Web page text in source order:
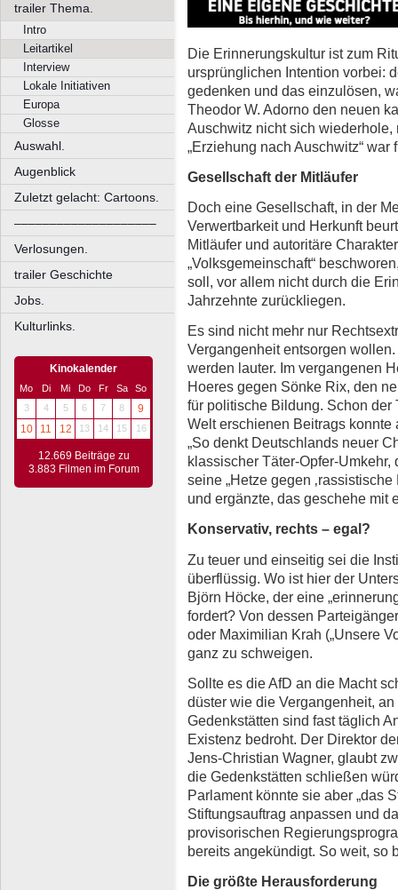
trailer Thema.
Intro
Leitartikel
Interview
Lokale Initiativen
Europa
Glosse
Auswahl.
Augenblick
Zuletzt gelacht: Cartoons.
––––––––––––––––––––
Verlosungen.
trailer Geschichte
Jobs.
Kulturlinks.
Kinokalender
Mo Di Mi Do Fr Sa
So
3
4 5 6 7 8
9
10
11 12 13 14 15 16
12.669 Beiträge zu
3.883 Filmen im Forum
Die Erinnerungskultur ist zum
ursprünglichen Intention vorbei:
gedenken und das einzulösen,
Theodor W. Adorno den neuen
Auschwitz nicht sich wiederhole,
„Erziehung nach Auschwitz“
Gesellschaft der Mitläufer
Doch eine Gesellschaft, in der
Verwertbarkeit und Herkunft
Mitläufer und autoritäre
„Volksgemeinschaft“
soll, vor allem nicht durch die
Jahrzehnte zurückliegen.
Es sind nicht mehr nur
Vergangenheit entsorgen
werden lauter. Im vergangenen
Hoeres gegen Sönke Rix, den
für politische Bildung. Schon
Welt erschienen Beitrags konnte
„So denkt Deutschlands neuer
klassischer Täter-Opfer-
seine „Hetze gegen
und ergänzte, das geschehe mit
Konservativ, rechts – egal?
Zu teuer und einseitig sei die
überflüssig. Wo ist hier der
Björn Höcke, der eine
fordert? Von dessen
oder Maximilian Krah („Unsere
ganz zu schweigen.
Sollte es die AfD an die Macht
düster wie die Vergangenheit,
Gedenkstätten sind fast täglich
Existenz bedroht. Der Direktor
Jens-Christian Wagner, glaubt
die Gedenkstätten schließen
Parlament könnte sie aber „das
Stiftungsauftrag anpassen und
provisorischen
bereits angekündigt. So weit, so
Die größte Herausforderung